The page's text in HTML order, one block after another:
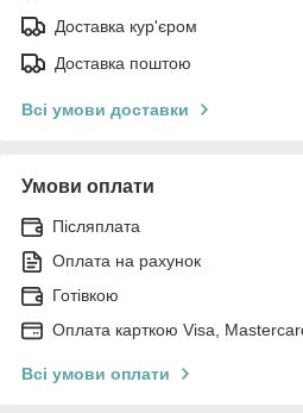
Доставка кур'єром
Доставка поштою
Всі умови доставки
Умови оплати
Післяплата
Оплата на рахунок
Готівкою
Оплата карткою Visa,
Всі умови оплати